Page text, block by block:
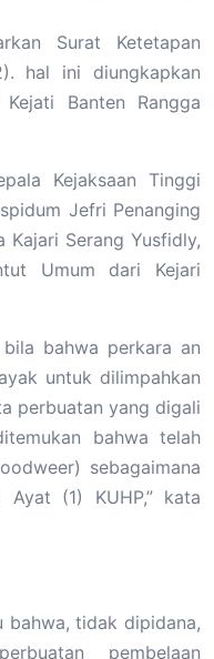
Surat Ketetapan
hal ini diungkapkan
Banten Rangga
Kejaksaan Tinggi
Jefri Penanging
Kajari Serang Yusfidly,
Umum dari Kejari
bahwa perkara an
untuk dilimpahkan
perbuatan yang digali
bahwa telah
sebagaimana
(1) KUHP,” kata
bahwa, tidak dipidana,
pembelaan